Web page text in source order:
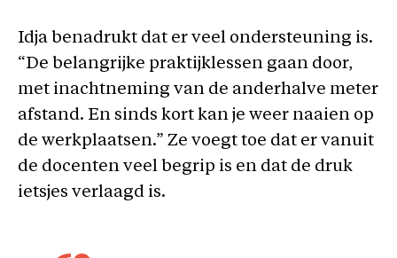
Idja benadrukt dat er veel ondersteuning is.
“De belangrijke praktijklessen gaan door,
met inachtneming van de anderhalve meter
afstand. En sinds kort kan je weer naaien op
de werkplaatsen.” Ze voegt toe dat er vanuit
de docenten veel begrip is en dat de druk
ietsjes verlaagd is.